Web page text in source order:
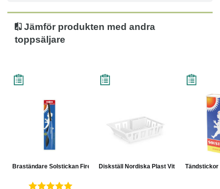
Jämför produkten med andra
toppsäljare
Braständare Solstickan Fire... Diskställ Nordiska Plast Vit Tändstickor